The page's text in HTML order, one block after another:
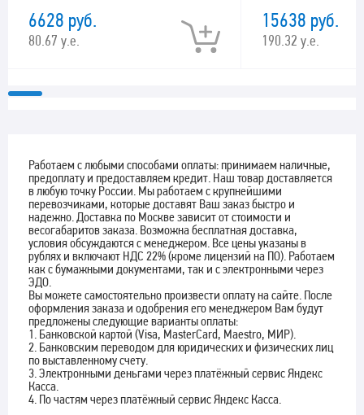
6628 руб.
80.67 у.е.
15638 руб.
190.32 у.е.
Работаем с любыми способами оплаты: принимаем наличные,
предоплату и предоставляем кредит. Наш товар доставляется
в любую точку России. Мы работаем с крупнейшими
перевозчиками, которые доставят Ваш заказ быстро и
надежно. Доставка по Москве зависит от стоимости и
весогабаритов заказа. Возможна бесплатная доставка,
условия обсуждаются с менеджером. Все цены указаны в
рублях и включают НДС 22% (кроме лицензий на ПО). Работаем
как с бумажными документами, так и с электронными через
ЭДО.
Вы можете самостоятельно произвести оплату на сайте. После
оформления заказа и одобрения его менеджером Вам будут
предложены следующие варианты оплаты:
1. Банковской картой (Visa, MasterCard, Maestro, МИР).
2. Банковским переводом для юридических и физических лиц
по выставленному счету.
3. Электронными деньгами через платёжный сервис Яндекс
Касса.
4. По частям через платёжный сервис Яндекс Касса.